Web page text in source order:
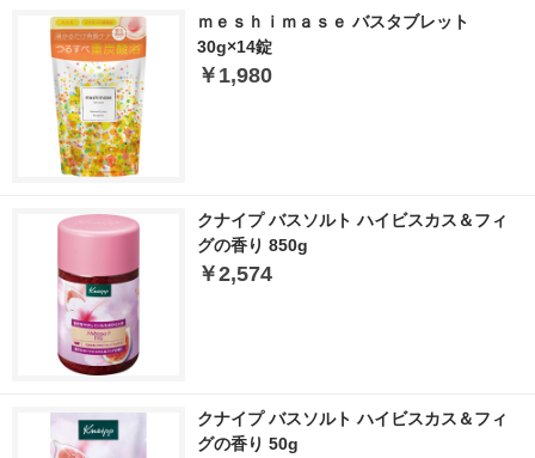
ｍｅｓｈｉｍａｓｅ バスタブレット
30g×14錠
￥1,980
クナイプ バスソルト ハイビスカス＆フィ
グの香り 850g
￥2,574
クナイプ バスソルト ハイビスカス＆フィ
グの香り 50g